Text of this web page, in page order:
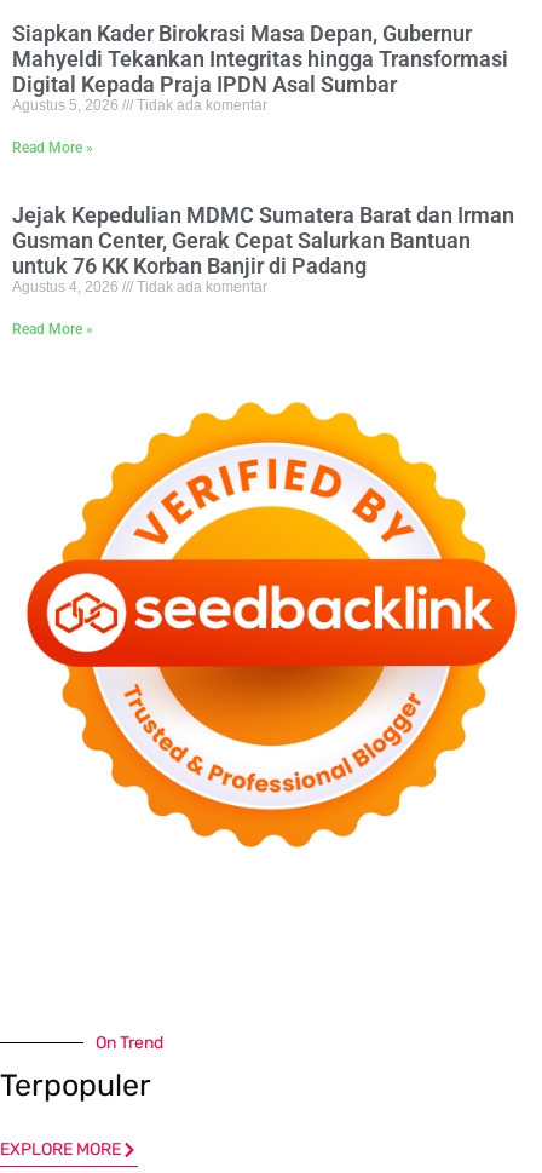
Siapkan Kader Birokrasi Masa Depan, Gubernur
Mahyeldi Tekankan Integritas hingga Transformasi
Digital Kepada Praja IPDN Asal Sumbar
Agustus 5, 2026 Tidak ada komentar
Read More »
Jejak Kepedulian MDMC Sumatera Barat dan Irman
Gusman Center, Gerak Cepat Salurkan Bantuan
untuk 76 KK Korban Banjir di Padang
Agustus 4, 2026 Tidak ada komentar
Read More »
On Trend
Terpopuler
EXPLORE MORE